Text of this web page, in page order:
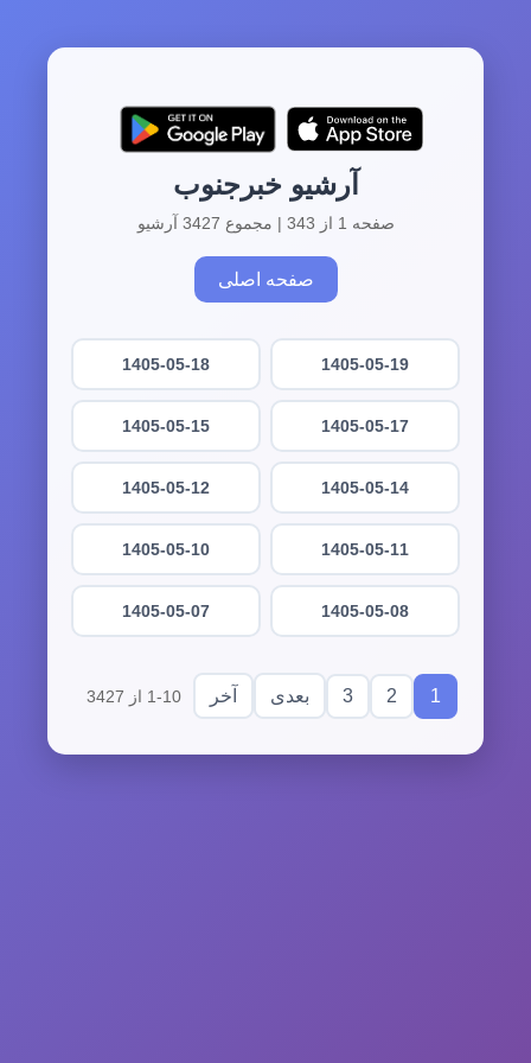
آرشیو خبرجنوب
صفحه 1 از 343 | مجموع 3427 آرشیو
صفحه اصلی
1405-05-19
1405-05-18
1405-05-17
1405-05-15
1405-05-14
1405-05-12
1405-05-11
1405-05-10
1405-05-08
1405-05-07
1
2
3 بعدی آخر 1-10 از 3427